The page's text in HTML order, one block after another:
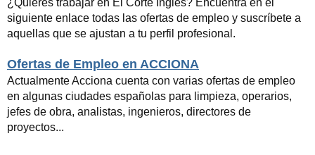
siguiente enlace todas las ofertas de empleo y suscríbete a
aquellas que se ajustan a tu perfil profesional.
Ofertas de Empleo en ACCIONA
Actualmente Acciona cuenta con varias ofertas de empleo
en algunas ciudades españolas para limpieza, operarios,
jefes de obra, analistas, ingenieros, directores de
proyectos...